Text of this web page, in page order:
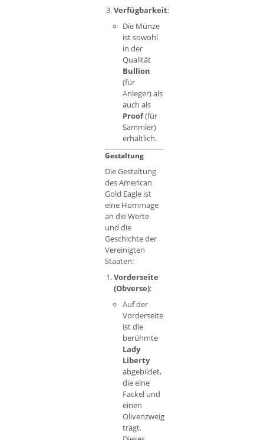
Verfügbarkeit:
Die Münze
ist sowohl
in der
Qualität
Bullion
(für
Anleger) als
auch als
Proof(für
Sammler)
erhältlich.
Gestaltung
Die Gestaltung
des American
Gold Eagle ist
eine Hommage
an die Werte
und die
Geschichte der
Vereinigten
Staaten:
Vorderseite
(Obverse):
Auf der
Vorderseite
ist die
berühmte
Lady
Liberty
abgebildet,
die eine
Fackel und
einen
Olivenzweig
trägt.